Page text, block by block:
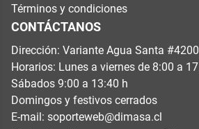
Términos y condiciones
CONTÁCTANOS
Dirección: Variante Agua Santa
Horarios: Lunes a viernes de 8:00 a
Sábados 9:00 a 13:40 h
Domingos y festivos cerrados
E-mail: soporteweb@dimasa.cl